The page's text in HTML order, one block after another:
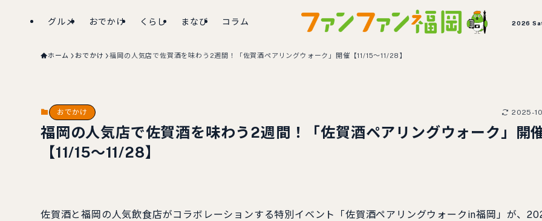
グルメ おでかけ くらし まなび コラム 2026
ホーム おでかけ 福岡の人気店で佐賀酒を味わう2週間！「佐賀酒ペアリングウォーク」開催【11/15～11/28】
おでかけ 2025-
福岡の人気店で佐賀酒を味わう2週間！「佐賀酒ペアリングウォーク」開
【11/15～11/28】
佐賀酒と福岡の人気飲食店がコラボレーションする特別イベント「佐賀酒ペアリングウォークin福岡」が、